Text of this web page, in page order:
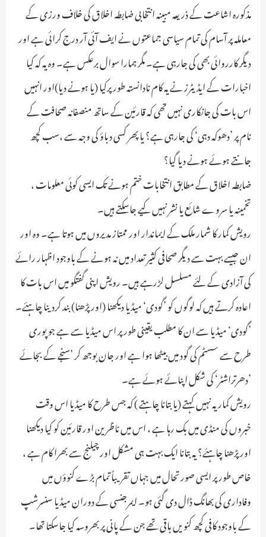
مذکورہ اشاعت کے ذریعہ مبینہ انتخابی ضابطہ اخلاق کی خلاف ورزی کے
معاملہ پر آسام کی تمام سیاسی جماعتوں نے ایف آئی آر درج کرائی ہے اور
دیگر کارروائی بھی کی جارہی ہے۔ مگر ہمارا سوال برعکس ہے۔ وہ یہ کہ کیا
اخبارات کے ایڈیٹرز نے یہ کام نادانستہ طور پرکیا (یا ہونے دیا)اور انہیں
اس بات کی جانکاری نہیں تھی کہ قارئین کے ساتھ منصفانہ صحافت کے
نام پر ’دھوکہ دہی‘ کی جارہی ہے؟ یا پھر کسی دباؤ کی وجہ سے ،سب کچھ
جانتے ہوئے ہونے دیا گیا؟
ضابطہ اخلاق کے مطابق انتخابات ختم ہونے تک ایسی کوئی معلومات ،
تخمینہ یا سروے شائع یا نشر نہیں کیے جاسکتے ہیں۔
رویش کمار کا شمار ملک کے ایماندار اور ممتاز مدیروں میں ہوتا ہے۔ وہ اور
ان جیسے بہت سے دیگر صحافی کثیر تعداد میں نہ ہونے کے باوجود اظہار رائے
کی آزادی کے لئے مسلسل لڑرہے ہیں۔ رویش اپنی گفتگو میں اس بات کا
اعادہ کرتے ہیں کہ لوگوں کو ’گودی‘ میڈیا دیکھنا (اور پڑھنا) بند کردینا چاہئے۔
’گودی‘ میڈیا سے ان کا مطلب یقینی طور پر اس میڈیا سے ہے جو پوری
طرح سے سسٹم کی گود میں بیٹھا ہوا ہے اور جان بوجھ کر ’سنجے کے بجائے
’دھرتراشٹر‘ کی شکل اپنائے ہوئے ہے۔
رویش کمار یہ نہیں کہتے (یا بتانا چاہتے ) کہ جس طرح کا میڈیا اس وقت
خبروں کی منڈی میں بک رہا ہے ، اس میں ناظرین اور قارئین کو کیا دیکھنا
اور پڑھنا چاہئے؟ یہ بتانا ایک بہت ہی مشکل اور چیلنج سے بھرا کام ہے ،
خاص طور پر ایسی صورتحال میں جہاں تقریباً تمام بڑے کنوؤں میں
وفاداری کی بھانگ ڈال دی گئی ہو۔ ایمرجنسی کے دوران میڈیا سنسرشپ
کے باوجود کافی کچھ کنویں باقی تھے جن کے پانی پر بھروسہ کیا جاسکتا تھا۔